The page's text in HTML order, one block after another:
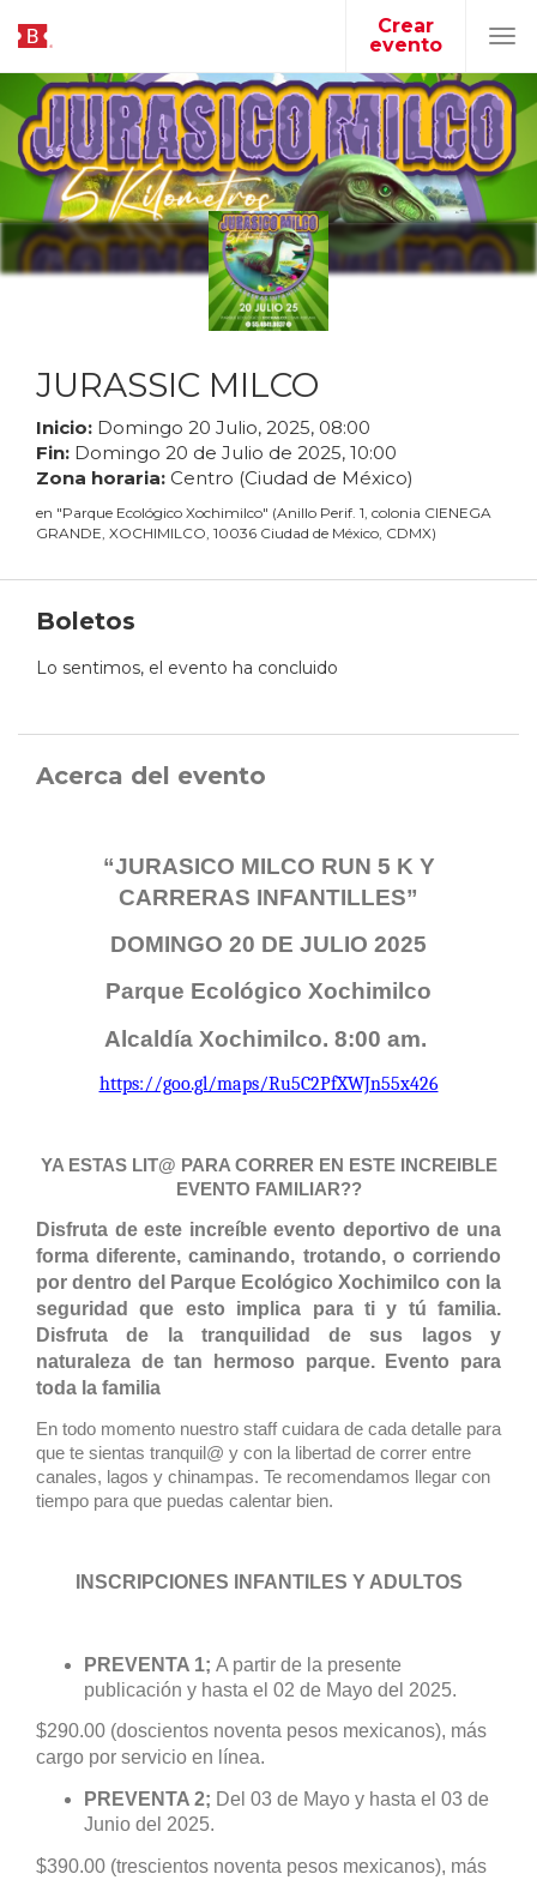
Crear
evento
JURASSIC MILCO
Inicio: Domingo 20 Julio, 2025, 08:00
Fin: Domingo 20 de Julio de 2025, 10:00
Zona horaria: Centro (Ciudad de México)
en "Parque Ecológico Xochimilco" (Anillo Perif. 1, colonia CIENEGA
GRANDE, XOCHIMILCO, 10036 Ciudad de México, CDMX)
Boletos
Lo sentimos, el evento ha concluido
Acerca del evento
“JURASICO MILCO RUN 5 K Y
CARRERAS INFANTILLES”
DOMINGO 20 DE JULIO 2025
Parque Ecológico Xochimilco
Alcaldía Xochimilco. 8:00 am.
https://goo.gl/maps/Ru5C2PfXWJn55x426
YA ESTAS LIT@ PARA CORRER EN ESTE INCREIBLE
EVENTO FAMILIAR??
Disfruta de este increíble evento deportivo de una
forma diferente, caminando, trotando, o corriendo
por dentro del Parque Ecológico Xochimilco con la
seguridad que esto implica para ti y tú familia.
Disfruta de la tranquilidad de sus lagos y
naturaleza de tan hermoso parque. Evento para
toda la familia
En todo momento nuestro staff cuidara de cada detalle para
que te sientas tranquil@ y con la libertad de correr entre
canales, lagos y chinampas. Te recomendamos llegar con
tiempo para que puedas calentar bien.
INSCRIPCIONES INFANTILES Y ADULTOS
PREVENTA 1; A partir de la presente
publicación y hasta el 02 de Mayo del 2025.
$290.00 (doscientos noventa pesos mexicanos), más
cargo por servicio en línea.
PREVENTA 2; Del 03 de Mayo y hasta el 03 de
Junio del 2025.
$390.00 (trescientos noventa pesos mexicanos), más